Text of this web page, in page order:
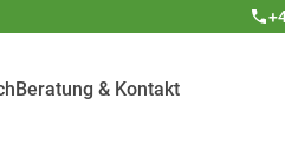
Beratung & Kontakt